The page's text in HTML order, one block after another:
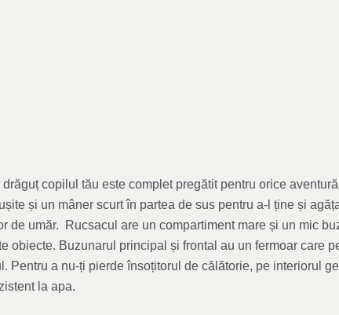
copilul tău este complet pregătit pentru orice
și un mâner scurt în partea de sus pentru a-l ține și
de umăr. Rucsacul are un compartiment mare și un mic
obiecte. Buzunarul principal și frontal au un fermoar care
Pentru a nu-ți pierde însoțitorul de călătorie, pe interiorul
la apa.